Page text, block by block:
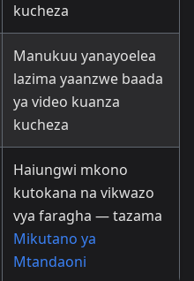
kucheza
Manukuu yanayoelea
lazima yaanzwe baada
ya video kuanza
kucheza
Haiungwi mkono
kutokana na vikwazo
vya faragha — tazama
Mikutano ya
Mtandaoni